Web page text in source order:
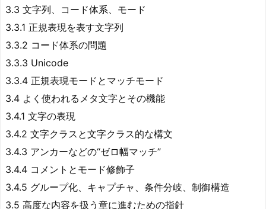
3.3 文字列、コード体系、モード
3.3.1 正規表現を表す文字列
3.3.2 コード体系の問題
3.3.3 Unicode
3.3.4 正規表現モードとマッチモード
3.4 よく使われるメタ文字とその機能
3.4.1 文字の表現
3.4.2 文字クラスと文字クラス的な構文
3.4.3 アンカーなどの“ゼロ幅マッチ”
3.4.4 コメントとモード修飾子
3.4.5 グループ化、キャプチャ、条件分岐、制御構造
3.5 高度な内容を扱う章に進むための指針